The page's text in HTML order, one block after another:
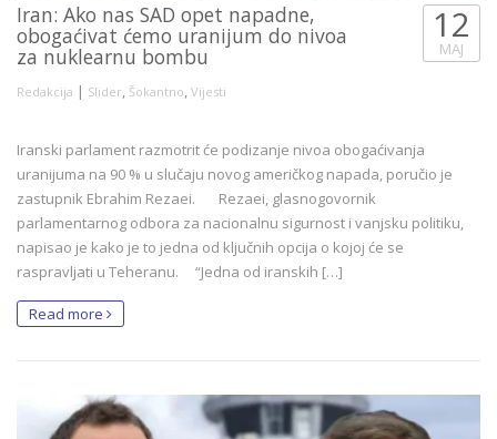
Iran: Ako nas SAD opet napadne,
obogaćivat ćemo uranijum do nivoa
za nuklearnu bombu
Redakcija | Slider, Šokantno, Vijesti
12
MAJ
Iranski parlament razmotrit će podizanje nivoa obogaćivanja
uranijuma na 90 % u slučaju novog američkog napada, poručio je
zastupnik Ebrahim Rezaei. Rezaei, glasnogovornik
parlamentarnog odbora za nacionalnu sigurnost i vanjsku politiku,
napisao je kako je to jedna od ključnih opcija o kojoj će se
raspravljati u Teheranu. “Jedna od iranskih […]
Read more